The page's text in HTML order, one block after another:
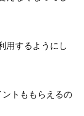
用するようにし
トももらえるの